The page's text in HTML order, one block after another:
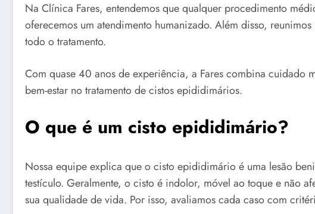
Na Clínica Fares, entendemos que qualquer procedimento
oferecemos um atendimento humanizado. Além disso,
todo o tratamento.
Com quase 40 anos de experiência, a Fares combina cuidado
bem-estar no tratamento de cistos epididimários.
O que é um cisto epididimário?
Nossa equipe explica que o cisto epididimário é uma lesão
testículo. Geralmente, o cisto é indolor, móvel ao toque e não
sua qualidade de vida. Por isso, avaliamos cada caso com